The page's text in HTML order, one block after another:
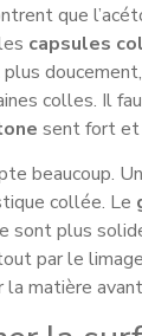
que
capsules
colles. Il
sent fort et
beaucoup.
collée. Le
sont plus
par le
la matière